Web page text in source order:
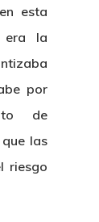
esta
era la
por
de
las
riesgo